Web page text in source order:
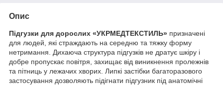
Опис
Підгузки для дорослих «УКРМЕДТЕКСТИЛЬ» призначені
для людей, які страждають на середню та тяжку форму
нетримання. Дихаюча структура підгузків не дратує шкіру і
добре пропускає повітря, захищає від виникнення пролежнів
та пітниць у лежачих хворих. Липкі застібки багаторазового
застосування дозволяють підігнати підгузник під анатомічні